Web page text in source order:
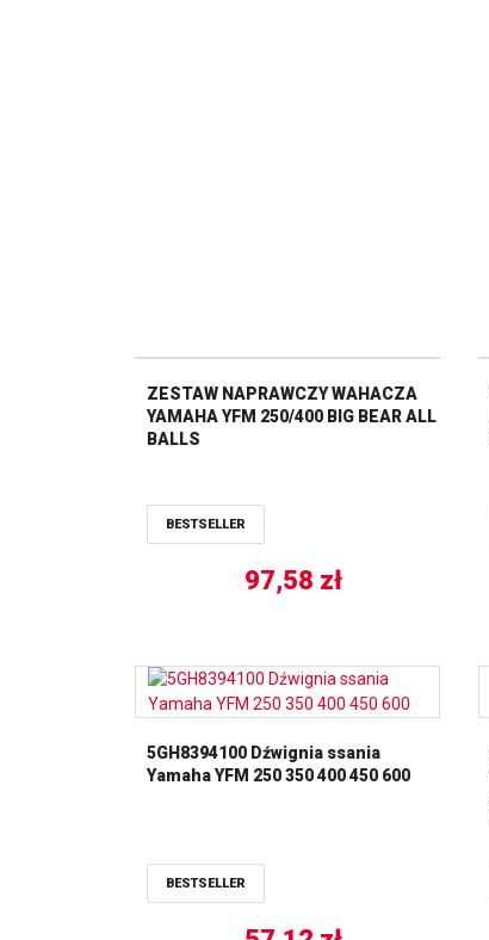
ZESTAW NAPRAWCZY WAHACZA
YAMAHA YFM 250/400 BIG BEAR ALL
BALLS
BESTSELLER
97,58 zł
5GH8394100 Dźwignia ssania
Yamaha YFM 250 350 400 450 600
BESTSELLER